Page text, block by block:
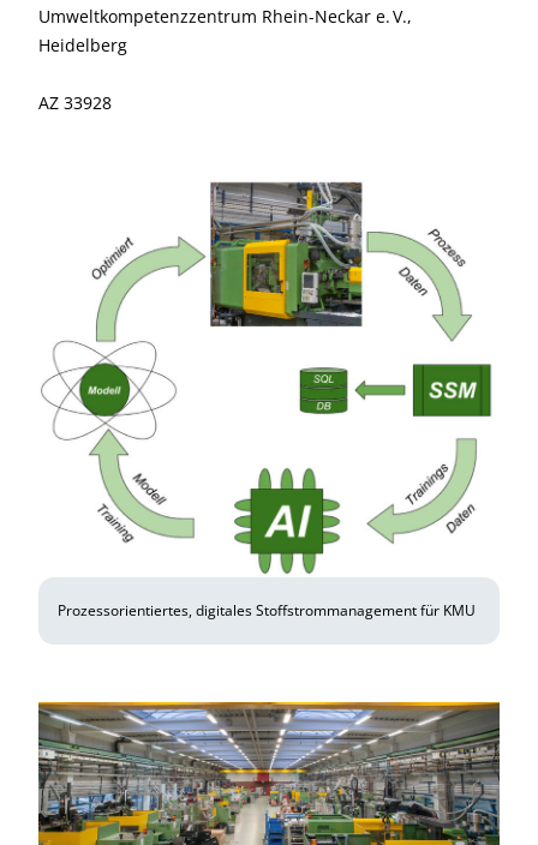
Umweltkompetenzzentrum Rhein-Neckar e. V.,
Heidelberg
AZ 33928
Prozessorientiertes, digitales Stoffstrommanagement für KMU